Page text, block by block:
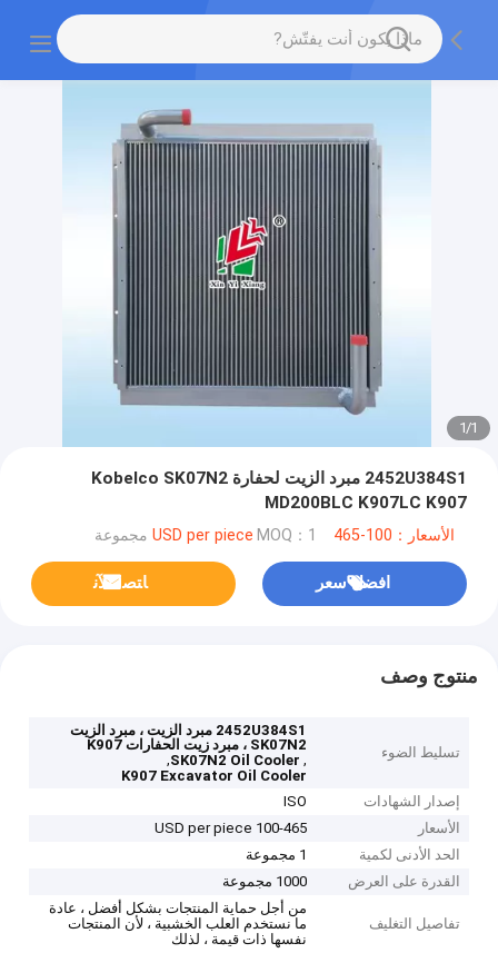
1
/
1
2452U384S1 مبرد الزيت لحفارة Kobelco SK07N2
MD200BLC K907LC K907
الأسعار：100-465 USD per piece MOQ：1 مجموعة
افضل سعر ﺎﺘﺼﻟ ﺍﻶﻧ
منتوج وصف
تسليط الضوء
2452U384S1 مبرد الزيت ، مبرد الزيت
SK07N2 ، مبرد زيت الحفارات K907
,
SK07N2 Oil Cooler
,
K907 Excavator Oil Cooler
إصدار الشهادات
ISO
الأسعار
100-465 USD per piece
الحد الأدنى لكمية
1 مجموعة
القدرة على العرض
1000 مجموعة
تفاصيل التغليف
من أجل حماية المنتجات بشكل أفضل ، عادة
ما نستخدم العلب الخشبية ، لأن المنتجات
نفسها ذات قيمة ، لذلك